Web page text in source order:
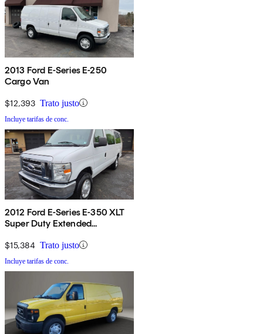
2013 Ford E-Series E-250
Cargo Van
$12,393 Trato justo
Incluye tarifas de conc.
2012 Ford E-Series E-350 XLT
Super Duty Extended
$15,384 Trato justo
Incluye tarifas de conc.